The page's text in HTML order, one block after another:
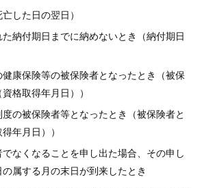
した日の翌日）
納付期日までに納めないとき（納付期日
康保険等の被保険者となったとき（被保
格取得年月日））
の被保険者等となったとき（被保険者と
年月日））
なくなることを申し出た場合、その申し
属する月の末日が到来したとき